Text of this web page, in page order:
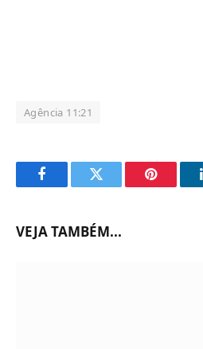
Agência 11:21
FacebookTwitter Pinterest
VEJA TAMBÉM...